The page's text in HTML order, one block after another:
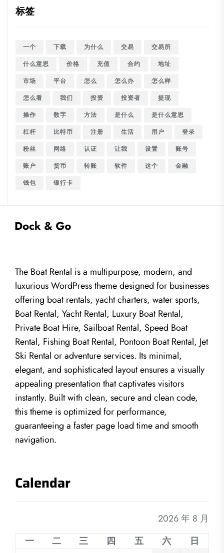
标签
一个 下载 为什么 交易
交易所
什么意思
价格 充值 合约
地址
市场
平台 怎么 怎么办
怎么样
怎么看
我们 投资 投资者
提现
操作
数字 方法 是什么
是什么意思
杠杆
比特币 注册 生活 用户
登录
粉丝
网络 认证 让我 设置
账号
账户
货币 转账 软件 这个
金融
钱包
银行卡
The Boat Rental is a multipurpose, modern, and
luxurious WordPress theme designed for businesses
offering boat rentals, yacht charters, water sports,
Boat Rental, Yacht Rental, Luxury Boat Rental,
Private Boat Hire, Sailboat Rental, Speed Boat
Rental, Fishing Boat Rental, Pontoon Boat Rental, Jet
Ski Rental or adventure services. Its minimal,
elegant, and sophisticated layout ensures a visually
appealing presentation that captivates visitors
instantly. Built with clean, secure and clean code,
this theme is optimized for performance,
guaranteeing a faster page load time and smooth
navigation.
Calendar
2026 年 8 月
一
二 三 四 五 六
日